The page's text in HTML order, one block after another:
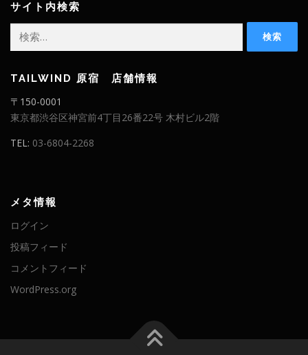
サイト内検索
索:
TAILWIND 原宿 店舗情報
〒150-0001
東京都渋谷区神宮前4丁目26番22号 木村ビル2階
TEL: 03-6804-2268
メタ情報
ログイン
投稿フィード
コメントフィード
WordPress.org